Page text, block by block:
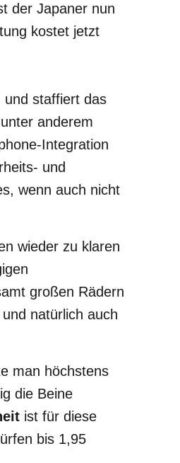
der Japaner nun
kostet jetzt
und staffiert das
anderem
Integration
und
wenn auch nicht
wieder zu klaren
großen Rädern
natürlich auch
man höchstens
die Beine
ist für diese
bis 1,95